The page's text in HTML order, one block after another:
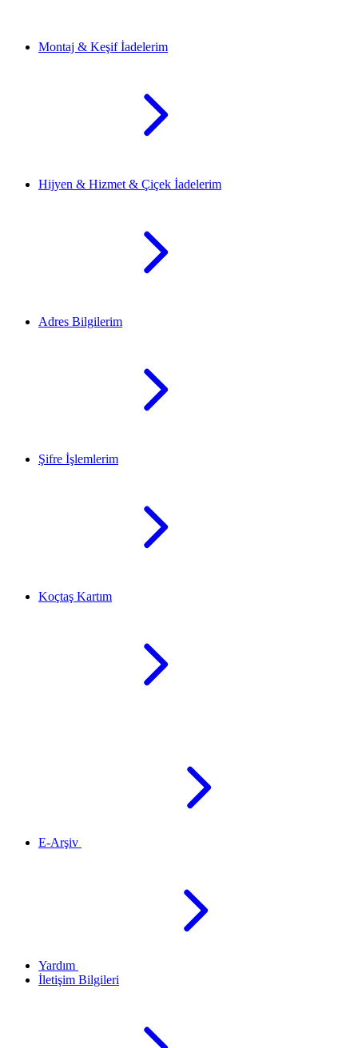
Montaj & Keşif İadelerim
Hijyen & Hizmet & Çiçek İadelerim
Adres Bilgilerim
Şifre İşlemlerim
Koçtaş Kartım
E-Arşiv
Yardım
İletişim Bilgileri